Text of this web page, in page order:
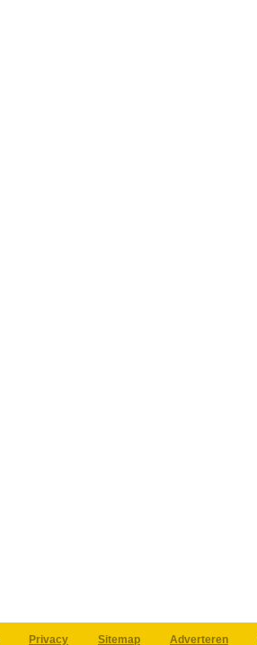
Privacy Sitemap Adverteren